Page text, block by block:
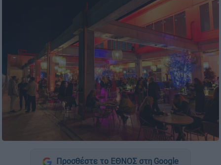
Προσθέστε το ΕΘΝΟΣ στη Google